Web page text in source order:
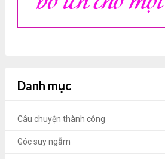
Danh mục
Câu chuyện thành công
Góc suy ngẫm